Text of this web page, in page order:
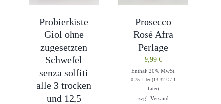
Probierkiste
Giol ohne
zugesetzten
Schwefel
senza solfiti
alle 3 trocken
und 12,5
Prosecco
Rosé Afra
Perlage
9,99 €
Enthält 20% MwSt.
0,75 Liter (13,32€ / 1
Liter)
zzgl. Versand